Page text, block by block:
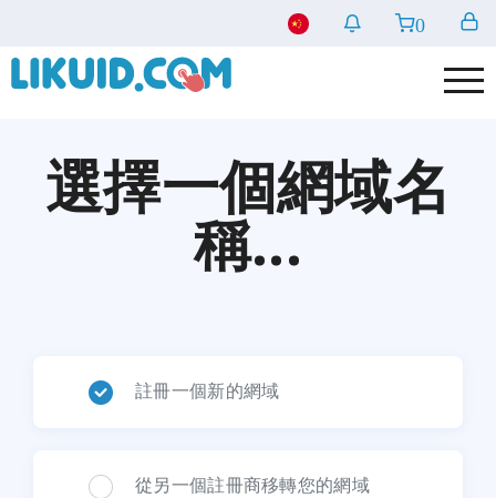
0
選擇一個網域名
稱...
註冊一個新的網域
從另一個註冊商移轉您的網域